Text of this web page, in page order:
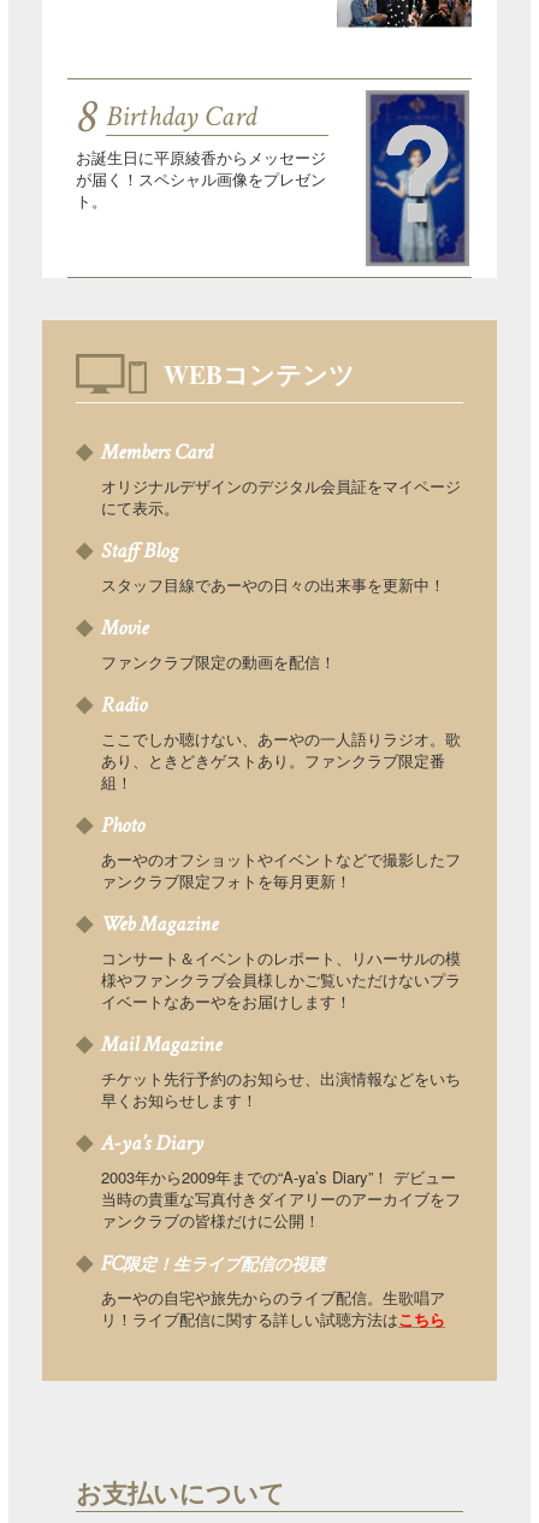
8 Birthday Card
お誕生日に平原綾香からメッセージ
が届く！スペシャル画像をプレゼン
ト。
WEBコンテンツ
Members Card
オリジナルデザインのデジタル会員証をマイページ
にて表示。
Staff Blog
スタッフ目線であーやの日々の出来事を更新中！
Movie
ファンクラブ限定の動画を配信！
Radio
ここでしか聴けない、あーやの一人語りラジオ。歌
あり、ときどきゲストあり。ファンクラブ限定番
組！
Photo
あーやのオフショットやイベントなどで撮影したフ
ァンクラブ限定フォトを毎月更新！
Web Magazine
コンサート＆イベントのレポート、リハーサルの模
様やファンクラブ会員様しかご覧いただけないプラ
イベートなあーやをお届けします！
Mail Magazine
チケット先行予約のお知らせ、出演情報などをいち
早くお知らせします！
A-ya’s Diary
2003年から2009年までの“A-ya’s Diary”！ デビュー
当時の貴重な写真付きダイアリーのアーカイブをフ
ァンクラブの皆様だけに公開！
FC限定！生ライブ配信の視聴
あーやの自宅や旅先からのライブ配信。生歌唱ア
リ！ライブ配信に関する詳しい試聴方法はこちら
お支払いについて